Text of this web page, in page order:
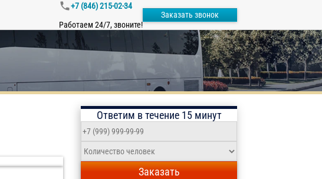
+7 (846) 215-02-34
Работаем 24/7, звоните!
Заказать звонок
Ответим в течение 15 минут
Заказать